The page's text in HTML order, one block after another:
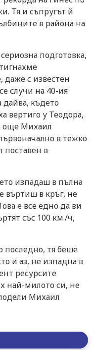
Тя и съпругът й
в района на
подготовка,
даже с известен
случи на 40-ия
дайва, където
вертиго у Теодора,
още Михаил
в тежко
поставен в
изпадаш в пълна
въртиш в кръг, не
е все едно да ви
със 100 км./ч,
последно, тя беше
и аз, не изпадна в
ресурсите
най-милото си, не
Михаил